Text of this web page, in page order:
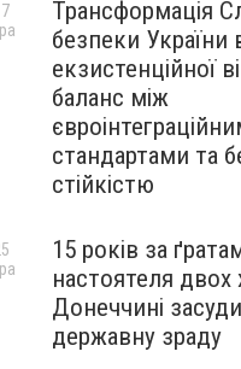
Трансформація
безпеки України
екзистенційної
баланс між
стандартами та
стійкістю
15 років за
настоятеля двох
Донеччині
державну зраду